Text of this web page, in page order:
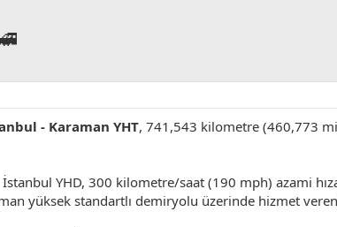
- Karaman YHT, 741,543 kilometre (460,773
YHD, 300 kilometre/saat (190 mph) azami
yüksek standartlı demiryolu üzerinde hizmet